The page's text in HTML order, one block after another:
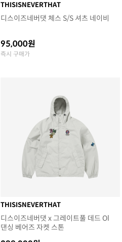
THISISNEVERTHAT
디스이즈네버댓 체스 S/S 셔츠 네이비
95,000원
즉시 구매가
THISISNEVERTHAT
디스이즈네버댓 x 그레이트풀 데드 Ol
댄싱 베어즈 자켓 스톤